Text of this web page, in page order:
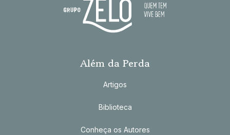
Além da Perda
Artigos
Biblioteca
Conheça os Autores